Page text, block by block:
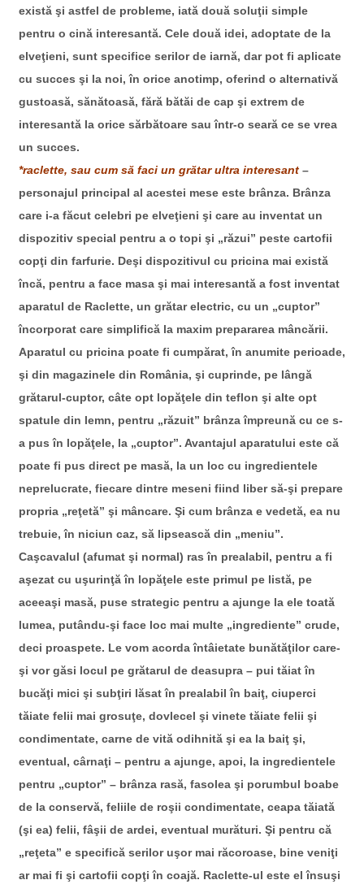
există şi astfel de probleme, iată două soluţii simple
pentru o cină interesantă. Cele două idei, adoptate de la
elveţieni, sunt specifice serilor de iarnă, dar pot fi aplicate
cu succes şi la noi, în orice anotimp, oferind o alternativă
gustoasă, sănătoasă, fără bătăi de cap şi extrem de
interesantă la orice sărbătoare sau într-o seară ce se vrea
un succes.
*raclette, sau cum să faci un grătar ultra interesant –
personajul principal al acestei mese este brânza. Brânza
care i-a făcut celebri pe elveţieni şi care au inventat un
dispozitiv special pentru a o topi şi „răzui” peste cartofii
copţi din farfurie. Deşi dispozitivul cu pricina mai există
încă, pentru a face masa şi mai interesantă a fost inventat
aparatul de Raclette, un grătar electric, cu un „cuptor”
încorporat care simplifică la maxim prepararea mâncării.
Aparatul cu pricina poate fi cumpărat, în anumite perioade,
şi din magazinele din România, şi cuprinde, pe lângă
grătarul-cuptor, câte opt lopăţele din teflon şi alte opt
spatule din lemn, pentru „răzuit” brânza împreună cu ce s-
a pus în lopăţele, la „cuptor”. Avantajul aparatului este că
poate fi pus direct pe masă, la un loc cu ingredientele
neprelucrate, fiecare dintre meseni fiind liber să-şi prepare
propria „reţetă” şi mâncare. Şi cum brânza e vedetă, ea nu
trebuie, în niciun caz, să lipsească din „meniu”.
Caşcavalul (afumat şi normal) ras în prealabil, pentru a fi
aşezat cu uşurinţă în lopăţele este primul pe listă, pe
aceeaşi masă, puse strategic pentru a ajunge la ele toată
lumea, putându-şi face loc mai multe „ingrediente” crude,
deci proaspete. Le vom acorda întâietate bunătăţilor care-
şi vor găsi locul pe grătarul de deasupra – pui tăiat în
bucăţi mici şi subţiri lăsat în prealabil în baiţ, ciuperci
tăiate felii mai grosuţe, dovlecel şi vinete tăiate felii şi
condimentate, carne de vită odihnită şi ea la baiţ şi,
eventual, cârnaţi – pentru a ajunge, apoi, la ingredientele
pentru „cuptor” – brânza rasă, fasolea şi porumbul boabe
de la conservă, feliile de roşii condimentate, ceapa tăiată
(şi ea) felii, fâşii de ardei, eventual murături. Şi pentru că
„reţeta” e specifică serilor uşor mai răcoroase, bine veniţi
ar mai fi şi cartofii copţi în coajă. Raclette-ul este el însuşi